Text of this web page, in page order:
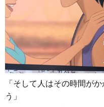
「そして人はその時間が
う」